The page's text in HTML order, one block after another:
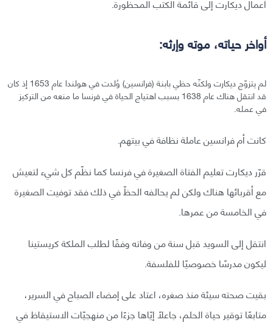
أواخر حياته، موته وإرثه:
لم يتزوّج ديكارت ولكنّه حظي بابنة (فرانسين) وُلدت في هولندا عام 1653 إذ كان
قد انتقل هناك عام 1638 بسبب اهتياج الحياة في فرنسا ما منعه من التركيز
في عمله.
كانت أم فرانسين عاملة نظافة في بيتهم.
قرّر ديكارت تعليم الفتاة الصغيرة في فرنسا كما نظّم كل شيء لتعيش
مع أقربائها هناك ولكن لم يحالفه الحظّ في ذلك فقد توفيت الصغيرة
في الخامسة من عمرها.
انتقل إلى السويد قبل سنة من وفاته وفقًا لطلب الملكة كريستينا
ليكون مدرسًا خصوصيًا للفلسفة.
بقيت صحته سيئة منذ صغره، اعتاد على إمضاء الصباح في السرير،
متابعًا توقير حياة الحلم، جاعلًا إيّاها جزءًا من منهجيّات الاستيقاظ في